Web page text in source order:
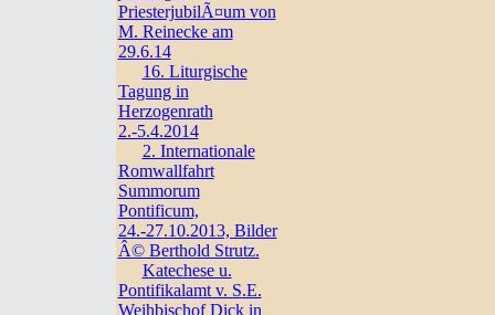
PriesterjubilÃ¤um von
M. Reinecke am
29.6.14
16. Liturgische
Tagung in
Herzogenrath
2.-5.4.2014
2. Internationale
Romwallfahrt
Summorum
Pontificum,
24.-27.10.2013, Bilder
Â© Berthold Strutz.
Katechese u.
Pontifikalamt v. S.E.
Weihbischof Dick in